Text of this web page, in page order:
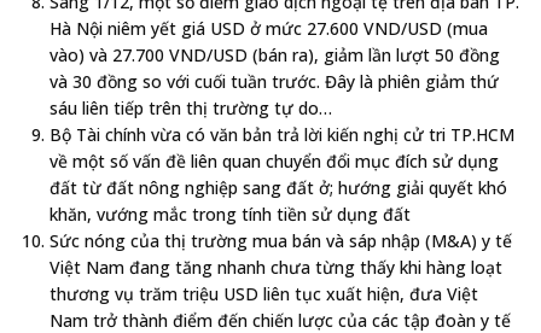
Hà Nội niêm yết giá USD ở mức 27.600 VND/USD (mua
vào) và 27.700 VND/USD (bán ra), giảm lần lượt 50 đồng
và 30 đồng so với cuối tuần trước. Đây là phiên giảm thứ
sáu liên tiếp trên thị trường tự do…
Bộ Tài chính vừa có văn bản trả lời kiến nghị cử tri TP.HCM
về một số vấn đề liên quan chuyển đổi mục đích sử dụng
đất từ đất nông nghiệp sang đất ở; hướng giải quyết khó
khăn, vướng mắc trong tính tiền sử dụng đất
Sức nóng của thị trường mua bán và sáp nhập (M&A) y tế
Việt Nam đang tăng nhanh chưa từng thấy khi hàng loạt
thương vụ trăm triệu USD liên tục xuất hiện, đưa Việt
Nam trở thành điểm đến chiến lược của các tập đoàn y tế